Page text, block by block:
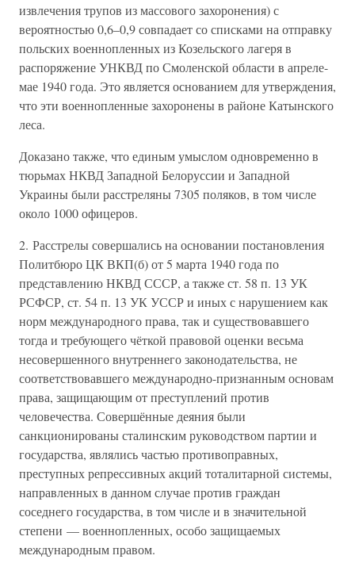
извлечения трупов из массового захоронения) с
вероятностью 0,6–0,9 совпадает со списками на отправку
польских военнопленных из Козельского лагеря в
распоряжение УНКВД по Смоленской области в апреле-
мае 1940 года. Это является основанием для утверждения,
что эти военнопленные захоронены в районе Катынского
леса.
Доказано также, что единым умыслом одновременно в
тюрьмах НКВД Западной Белоруссии и Западной
Украины были расстреляны 7305 поляков, в том числе
около 1000 офицеров.
2. Расстрелы совершались на основании постановления
Политбюро ЦК ВКП(б) от 5 марта 1940 года по
представлению НКВД СССР, а также ст. 58 п. 13 УК
РСФСР, ст. 54 п. 13 УК УССР и иных с нарушением как
норм международного права, так и существовавшего
тогда и требующего чёткой правовой оценки весьма
несовершенного внутреннего законодательства, не
соответствовавшего международно-признанным основам
права, защищающим от преступлений против
человечества. Совершённые деяния были
санкционированы сталинским руководством партии и
государства, являлись частью противоправных,
преступных репрессивных акций тоталитарной системы,
направленных в данном случае против граждан
соседнего государства, в том числе и в значительной
степени — военнопленных, особо защищаемых
международным правом.